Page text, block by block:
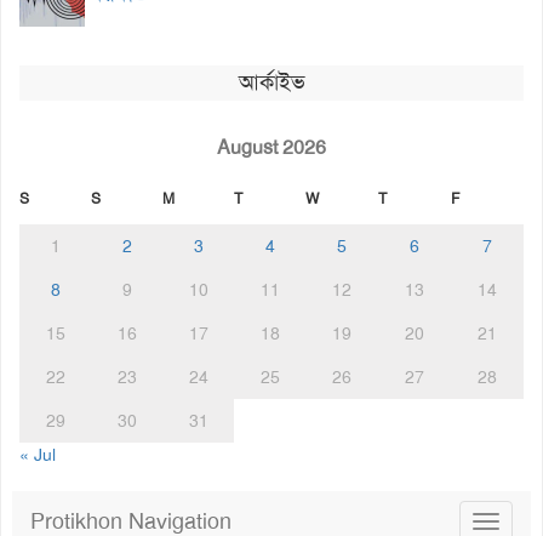
আর্কাইভ
August 2026
S S M T W T F
1 2 3 4 5 6
7
8
9 10 11 12 13
14
15
16 17 18 19 20
21
22
23 24 25 26 27
28
29
30
31
« Jul
Toggle
Protikhon Navigation